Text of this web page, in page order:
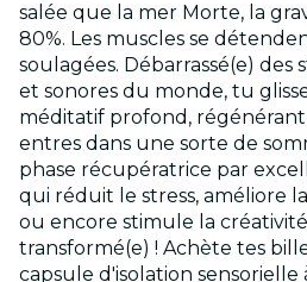
salée que la mer Morte, la
80%. Les muscles se
soulagées. Débarrassé(e) des
et sonores du monde, tu
méditatif profond, régénérant
entres dans une sorte de
phase récupératrice par
qui réduit le stress, améliore
ou encore stimule la
transformé(e) ! Achète tes
capsule d'isolation sensorielle